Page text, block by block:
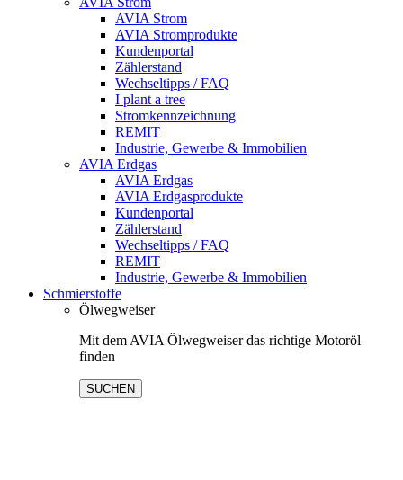
AVIA Strom
AVIA Stromprodukte
Kundenportal
Zählerstand
Wechseltipps / FAQ
I plant a tree
Stromkennzeichnung
REMIT
Industrie, Gewerbe & Immobilien
AVIA Erdgas
AVIA Erdgas
AVIA Erdgasprodukte
Kundenportal
Zählerstand
Wechseltipps / FAQ
REMIT
Industrie, Gewerbe & Immobilien
Schmierstoffe
Ölwegweiser
Mit dem AVIA Ölwegweiser das richtige Motoröl
finden
SUCHEN